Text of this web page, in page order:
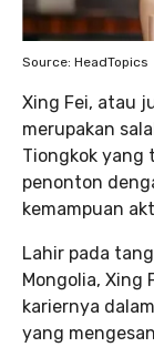
Source: HeadTopics
Xing Fei, atau
merupakan
Tiongkok yang
penonton
kemampuan
Lahir pada
Mongolia, Xing
kariernya
yang